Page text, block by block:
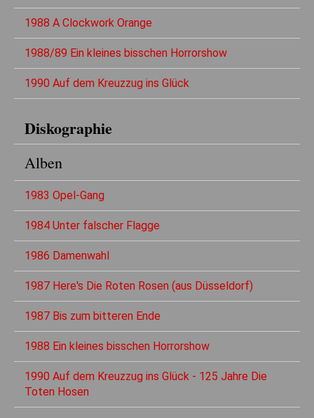
1988 A Clockwork Orange
1988/89 Ein kleines bisschen Horrorshow
1990 Auf dem Kreuzzug ins Glück
Diskographie
Alben
1983 Opel-Gang
1984 Unter falscher Flagge
1986 Damenwahl
1987 Here's Die Roten Rosen (aus Düsseldorf)
1987 Bis zum bitteren Ende
1988 Ein kleines bisschen Horrorshow
1990 Auf dem Kreuzzug ins Glück - 125 Jahre Die
Toten Hosen